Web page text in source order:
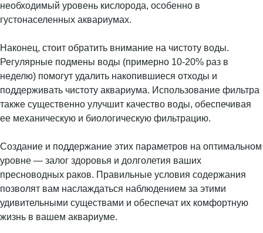
необходимый уровень кислорода, особенно в
густонаселенных аквариумах.
Наконец, стоит обратить внимание на чистоту воды.
Регулярные подмены воды (примерно 10-20% раз в
неделю) помогут удалить накопившиеся отходы и
поддерживать чистоту аквариума. Использование фильтра
также существенно улучшит качество воды, обеспечивая
ее механическую и биологическую фильтрацию.
Создание и поддержание этих параметров на оптимальном
уровне — залог здоровья и долголетия ваших
пресноводных раков. Правильные условия содержания
позволят вам наслаждаться наблюдением за этими
удивительными существами и обеспечат их комфортную
жизнь в вашем аквариуме.